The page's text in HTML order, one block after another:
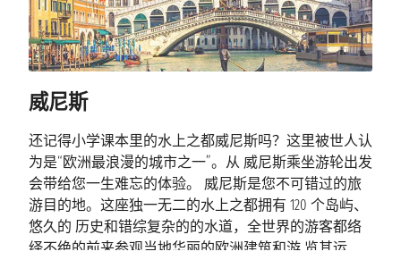
上午8:00 - 下午10:00
克
2027年4月24日星期六
科托尔
2027年4月26日星期一
上午8:00 - 下午2:00
贾尔迪尼-纳
克索斯
2027年4月27日星期二
上午8:00 - 下午4:00
索伦托
威尼斯
还记得小学课本里的水上之都威尼斯吗？这里被世人认
为是“欧洲最浪漫的城市之一”。从 威尼斯乘坐游轮出发
会带给您一生难忘的体验。 威尼斯是您不可错过的旅
游目的地。这座独一无二的水上之都拥有 120 个岛屿、
悠久的 历史和错综复杂的的水道，全世界的游客都络
绎不绝的前来参观当地华丽的欧洲建筑和游 览其运